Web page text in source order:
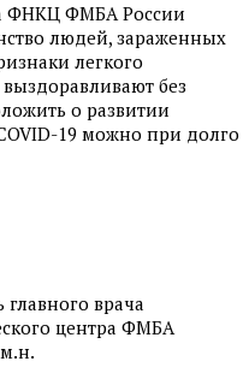
ФНКЦ ФМБА России
людей, зараженных
легкого
без
о развитии
19 можно при долго
врача
центра ФМБА